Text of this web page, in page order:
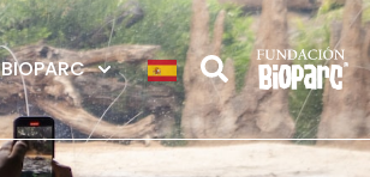
BIOPARC